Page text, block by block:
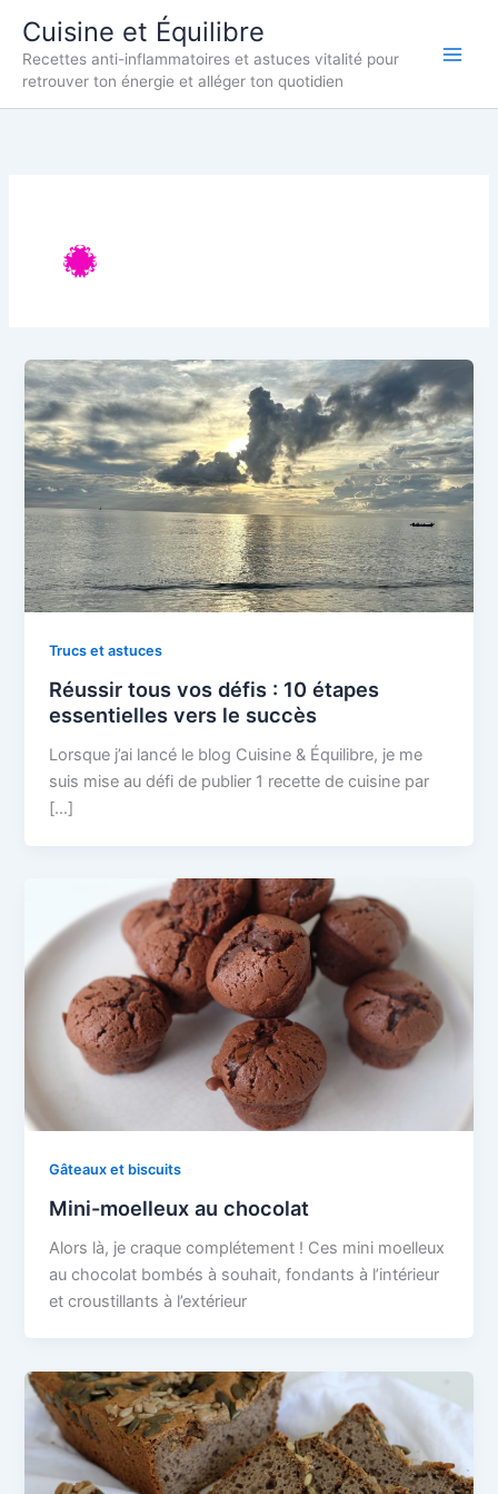
contenu
Cuisine et Équilibre
Recettes anti-inflammatoires et astuces vitalité pour
retrouver ton énergie et alléger ton quotidien
Trucs et astuces
Réussir tous vos défis : 10 étapes
essentielles vers le succès
Lorsque j’ai lancé le blog Cuisine & Équilibre, je me
suis mise au défi de publier 1 recette de cuisine par
[…]
Gâteaux et biscuits
Mini-moelleux au chocolat
Alors là, je craque complétement ! Ces mini moelleux
au chocolat bombés à souhait, fondants à l’intérieur
et croustillants à l’extérieur